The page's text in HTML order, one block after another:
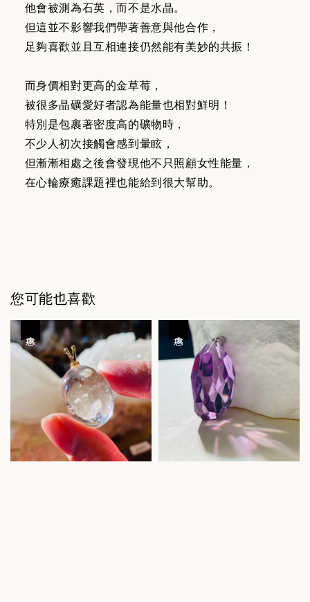
他會被測為石英，而不是水晶。
但這並不影響我們帶著善意與他合作，
足夠喜歡並且互相連接仍然能有美妙的共振！
而身價相對更高的金草莓，
被很多晶礦愛好者認為能量也相對鮮明！
特別是包裹著密度高的礦物時，
不少人初次接觸會感到暈眩，
但漸漸相處之後會發現他不只照顧女性能量，
在心輪療癒課題裡也能給到很大幫助。
您可能也喜歡